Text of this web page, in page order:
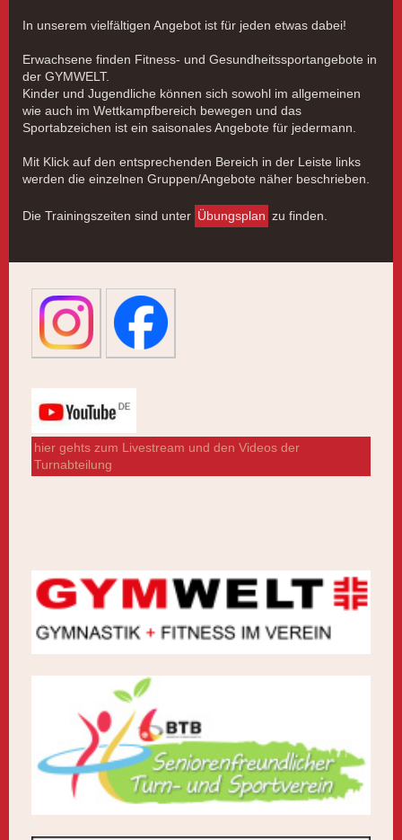
In unserem vielfältigen Angebot ist für jeden etwas dabei!
Erwachsene finden Fitness- und Gesundheitssportangebote in
der GYMWELT.
Kinder und Jugendliche können sich sowohl im allgemeinen
wie auch im Wettkampfbereich bewegen und das
Sportabzeichen ist ein saisonales Angebote für jedermann.
Mit Klick auf den entsprechenden Bereich in der Leiste links
werden die einzelnen Gruppen/Angebote näher beschrieben.
Die Trainingszeiten sind unter Übungsplan zu finden.
hier gehts zum Livestream und den Videos der
Turnabteilung